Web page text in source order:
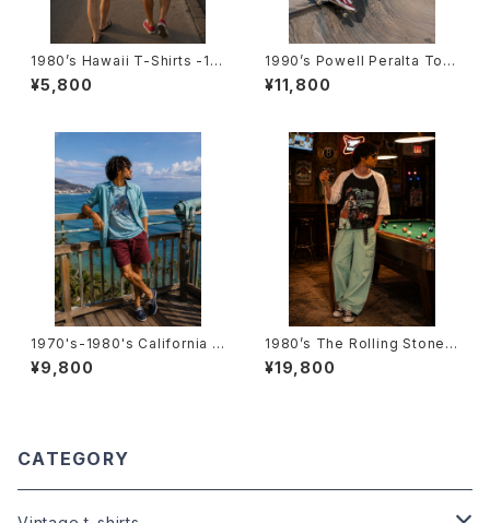
1980’s Hawaii T-Shirts -19
80年代 ハワイTシャツ-
¥5,800
1990’s Powell Peralta Ton
y Hawk T-Shirts -1990年代
パウエル・ペラルタ トニー・ホー
¥11,800
1970's-1980's California T
-Shirts -1970年代～1980年
代 カリフォルニアTシャツ-
¥9,800
1980’s The Rolling Stones
tour T-Shirts -1981年〜198
2年 ザ・ローリング・ストーンズ
¥19,800
CATEGORY